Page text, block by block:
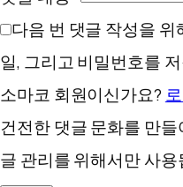
다음 번 댓글 작성을
일, 그리고 비밀번호를
소마코 회원이신가요?
건전한 댓글 문화를 만
글 관리를 위해서만 사용